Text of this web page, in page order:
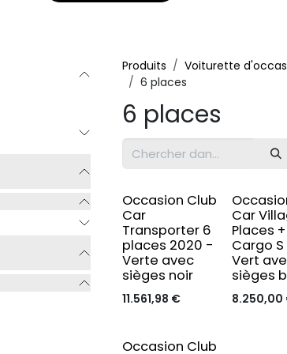
Produits
Voiturette
6 places
6 places
Occasion Club
Car
Transporter 6
places 2020 -
Verte avec
sièges noir
11.561,98 €
Car
Places +
Cargo
Vert
sièges
8.250,00
Occasion Club